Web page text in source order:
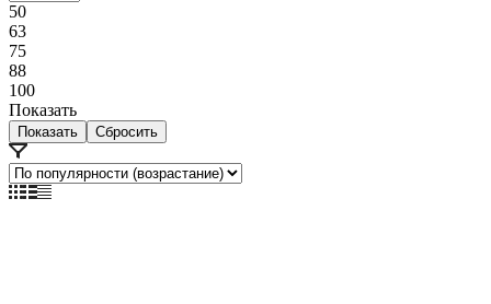
50
63
75
88
100
Показать
Сбросить